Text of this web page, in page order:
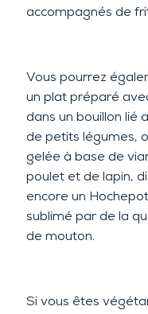
accompagnés de
Vous pourrez
un plat préparé
dans un bouillon lié
de petits légumes,
gelée à base de
poulet et de lapin,
encore un
sublimé par de la
de mouton.
Si vous êtes